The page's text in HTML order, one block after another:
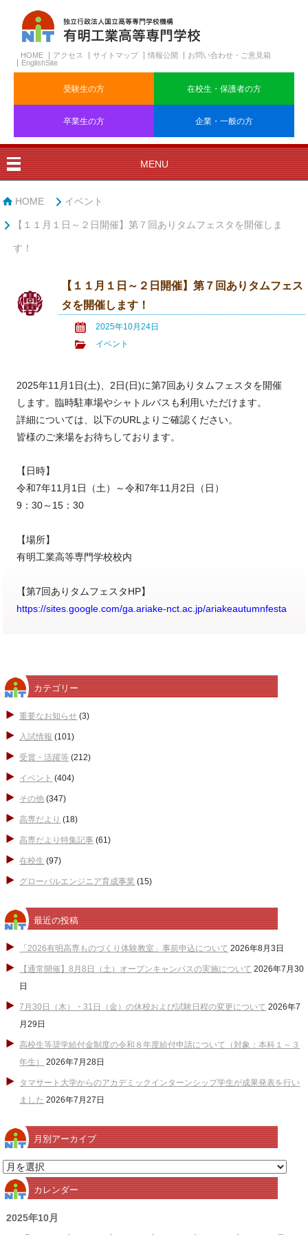
HOME アクセス サイトマップ 情報公開
お問い合わせ・ご意見箱
EnglishSite
受験生の方 在校生・保護者の方
卒業生の方 企業・一般の方
MENU
HOME イベント
【１１月１日～２日開催】第７回ありタムフェスタを開催しま
す！
【１１月１日～２日開催】第７回ありタムフェス
タを開催します！
2025年10月24日
イベント
2025年11月1日(土)、2日(日)に第7回ありタムフェスタを開催
します。臨時駐車場やシャトルバスも利用いただけます。
詳細については、以下のURLよりご確認ください。
皆様のご来場をお待ちしております。
【日時】
令和7年11月1日（土）～令和7年11月2日（日）
9：30～15：30
【場所】
有明工業高等専門学校校内
【第7回ありタムフェスタHP】
https://sites.google.com/ga.ariake-nct.ac.jp/ariakeautumnfesta
カテゴリー
重要なお知らせ (3)
入試情報 (101)
受賞・活躍等 (212)
イベント (404)
その他 (347)
高専だより (18)
高専だより特集記事 (61)
在校生 (97)
グローバルエンジニア育成事業 (15)
最近の投稿
「2026有明高専ものづくり体験教室」事前申込について 2026年8月3日
【通常開催】8月8日（土）オープンキャンパスの実施について 2026年7月30
日
7月30日（木）・31日（金）の休校および試験日程の変更について 2026年7
月29日
高校生等奨学給付金制度の令和８年度給付申請について（対象：本科１～３
年生）
2026年7月28日
タマサート大学からのアカデミックインターンシップ学生が成果発表を行い
ました 2026年7月27日
月別アーカイブ
月
別
ア
ー
カレンダー
2025年10月